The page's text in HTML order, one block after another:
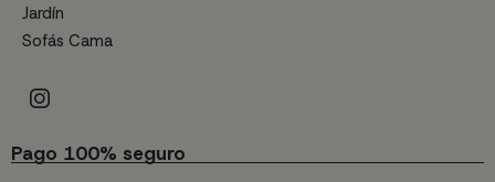
Jardín
Sofás Cama
Pago 100% seguro